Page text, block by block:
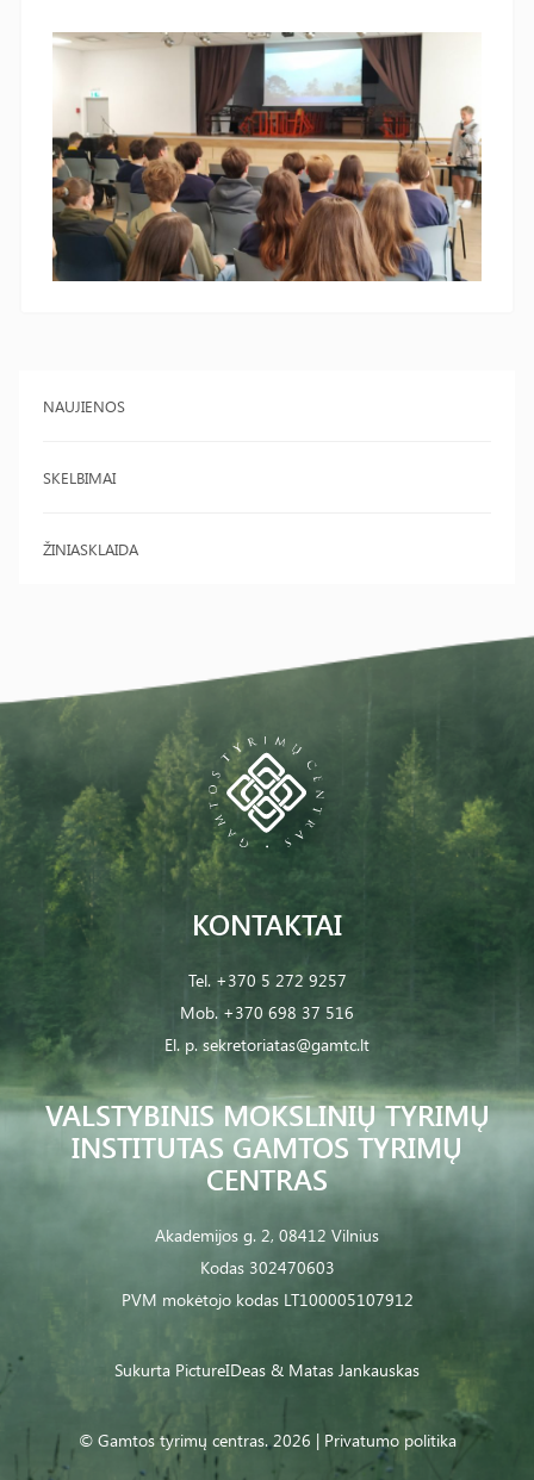
NAUJIENOS
SKELBIMAI
ŽINIASKLAIDA
VALSTYBINIS MOKSLINIŲ TYRIMŲ
INSTITUTAS GAMTOS TYRIMŲ
CENTRAS
Akademijos g. 2, 08412 Vilnius
Kodas 302470603
PVM mokėtojo kodas LT100005107912
KONTAKTAI
Tel. +370 5 272 9257
Mob. +370 698 37 516
El. p. sekretoriatas@gamtc.lt
© Gamtos tyrimų centras. 2026 | Privatumo politika
Sukurta PictureIDeas & Matas Jankauskas